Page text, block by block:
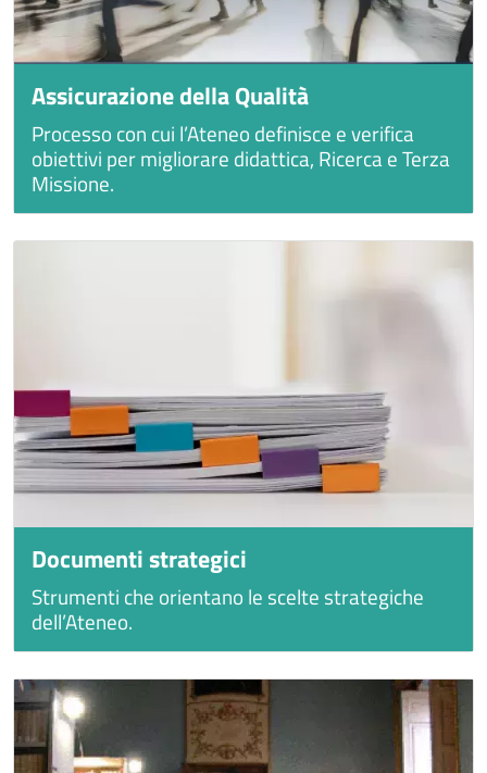
Assicurazione della Qualità
Processo con cui l’Ateneo definisce e verifica
obiettivi per migliorare didattica, Ricerca e Terza
Missione.
Documenti strategici
Strumenti che orientano le scelte strategiche
dell’Ateneo.